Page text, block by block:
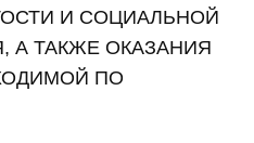
И СОЦИАЛЬНОЙ
А ТАКЖЕ ОКАЗАНИЯ
ПО